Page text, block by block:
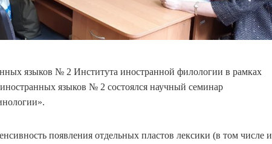
языков № 2 Института иностранной филологии в рамках
языков № 2 состоялся научный семинар
появления отдельных пластов лексики (в том числе и